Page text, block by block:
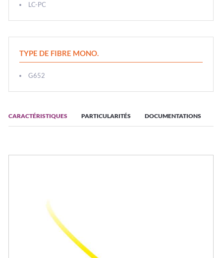
CARACTÉRISTIQUES PARTICULARITÉS DOCUMENTATIONS
LC-PC
TYPE DE FIBRE MONO.
G652